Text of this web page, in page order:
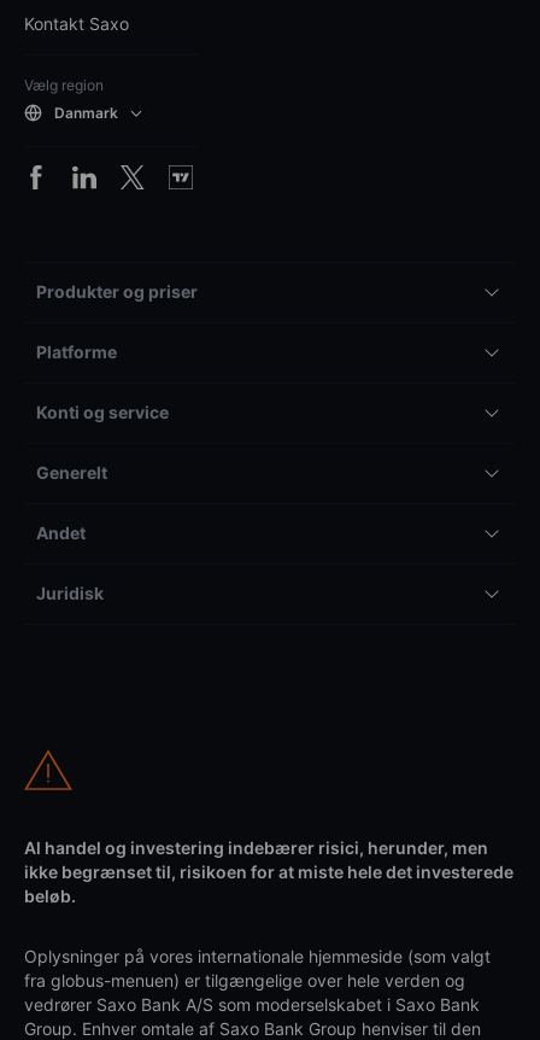
Kontakt Saxo
Vælg region
Danmark
Produkter og priser
Platforme
Konti og service
Generelt
Andet
Juridisk
Al handel og investering indebærer risici, herunder, men
ikke begrænset til, risikoen for at miste hele det investerede
beløb.
Oplysninger på vores internationale hjemmeside (som valgt
fra globus-menuen) er tilgængelige over hele verden og
vedrører Saxo Bank A/S som moderselskabet i Saxo Bank
Group. Enhver omtale af Saxo Bank Group henviser til den